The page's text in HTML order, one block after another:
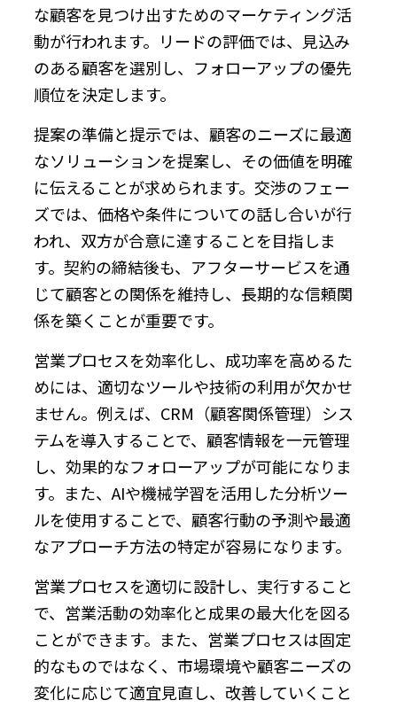
な顧客を見つけ出すためのマーケティング活
動が行われます。リードの評価では、見込み
のある顧客を選別し、フォローアップの優先
順位を決定します。
提案の準備と提示では、顧客のニーズに最適
なソリューションを提案し、その価値を明確
に伝えることが求められます。交渉のフェー
ズでは、価格や条件についての話し合いが行
われ、双方が合意に達することを目指しま
す。契約の締結後も、アフターサービスを通
じて顧客との関係を維持し、長期的な信頼関
係を築くことが重要です。
営業プロセスを効率化し、成功率を高めるた
めには、適切なツールや技術の利用が欠かせ
ません。例えば、CRM（顧客関係管理）シス
テムを導入することで、顧客情報を一元管理
し、効果的なフォローアップが可能になりま
す。また、AIや機械学習を活用した分析ツー
ルを使用することで、顧客行動の予測や最適
なアプローチ方法の特定が容易になります。
営業プロセスを適切に設計し、実行すること
で、営業活動の効率化と成果の最大化を図る
ことができます。また、営業プロセスは固定
的なものではなく、市場環境や顧客ニーズの
変化に応じて適宜見直し、改善していくこと